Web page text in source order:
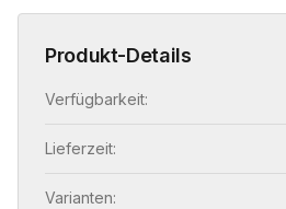
Produkt-Details
Verfügbarkeit:
Lieferzeit:
Varianten: